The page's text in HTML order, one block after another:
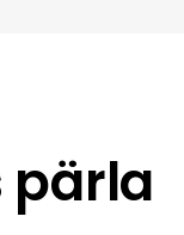
pärla